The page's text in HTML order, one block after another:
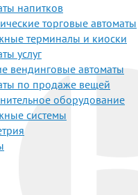
напитков
торговые автоматы
терминалы и киоски
услуг
вендинговые автоматы
по продаже вещей
оборудование
системы